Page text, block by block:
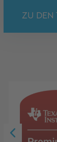
ZU DEN